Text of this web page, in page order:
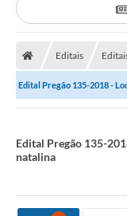
Editais
Edital Pregão 135-2018 -
Edital Pregão 135-
natalina